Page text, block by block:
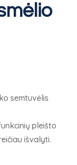
€.
semtuvėlis
pleišto
išvalyti.